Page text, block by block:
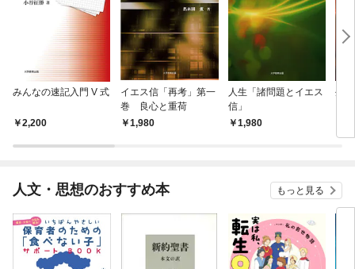
みんなの速記入門 V 式
2,200
イエス信「再考」第一
巻 良心と重荷
1,980
人生「諸問題とイエス
信」
1,980
生
人文・思想のおすすめ本 もっと見る